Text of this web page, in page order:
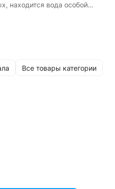
находится вода особой
Все товары категории